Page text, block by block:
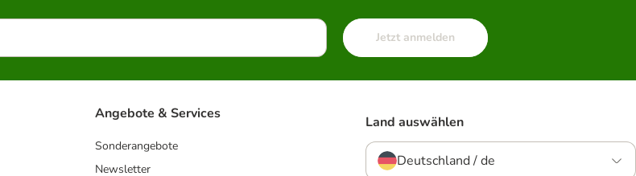
Jetzt anmelden
Angebote & Services
Sonderangebote
Newsletter
Land auswählen
Deutschland / de